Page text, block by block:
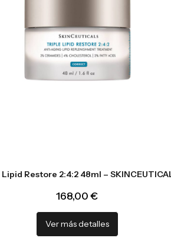
Restore 2:4:2 48ml –
168,00 €
Ver más detalles